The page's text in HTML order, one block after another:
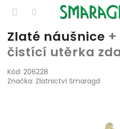
Přejít
na
obsah
Zlaté náušnice
čistící utěrka
Kód: 206228
Značka: Zlatnictví Smaragd